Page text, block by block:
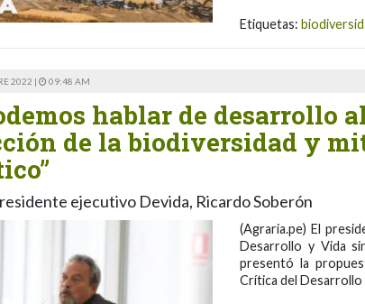
Etiquetas:
2022 | 09:48 AM
hablar de desarrollo
de la biodiversidad y
ejecutivo Devida, Ricardo Soberón
(Agraria.pe) El
Desarrollo y Vida
presentó la
Crítica del Desarrollo